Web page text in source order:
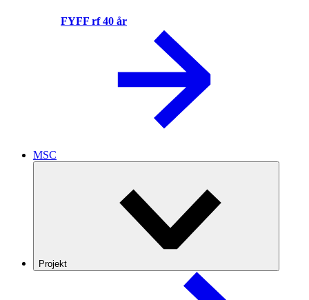
FYFF rf 40 år
MSC
Projekt